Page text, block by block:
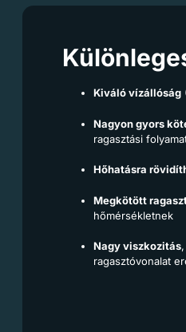
Kiváló vízállóság
Nagyon gyors
ragasztási
Hőhatásra
Megkötött
hőmérsékletnek
Nagy viszkozitás
ragasztóvonalat